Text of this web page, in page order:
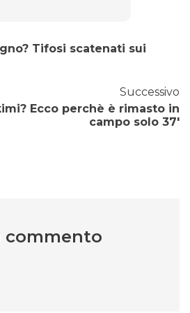
Tifosi scatenati sui
Successivo
Ecco perchè è rimasto in
campo solo 37′
commento